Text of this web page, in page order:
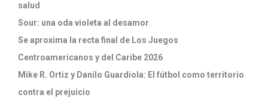
salud
Sour: una oda violeta al desamor
Se aproxima la recta final de Los Juegos
Centroamericanos y del Caribe 2026
Mike R. Ortiz y Danilo Guardiola: El fútbol como territorio
contra el prejuicio